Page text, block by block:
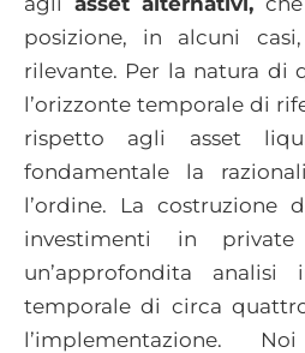
posizione, in alcuni
rilevante. Per la natura di
l’orizzonte temporale di
rispetto agli asset
fondamentale la
l’ordine. La
investimenti in
un’approfondita
temporale di circa
l’implementazione.